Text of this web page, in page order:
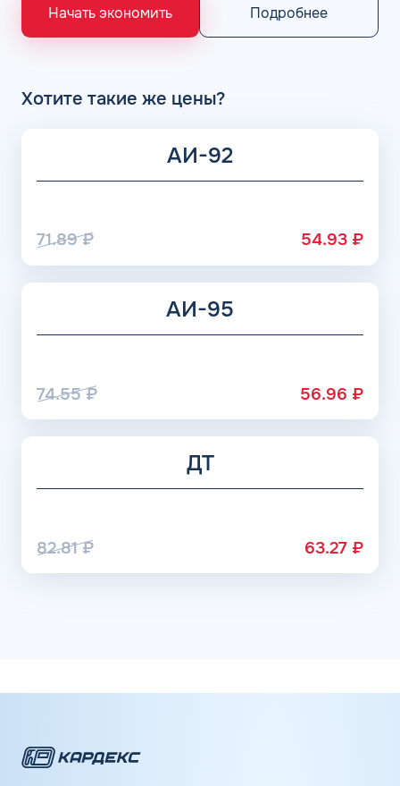
«Газпром», Рязанский НПЗ, Саратовский НПЗ, Уфимский
НПЗ группы Роснефть. АЗС Flash и АГЗС компании
Начать экономить Подробнее
Хотите такие же цены?
АИ-92
71.89₽ 54.93 ₽
АИ-95
74.55₽ 56.96 ₽
ДТ
82.81₽ 63.27 ₽